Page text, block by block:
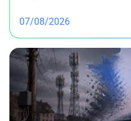
07/08/2026